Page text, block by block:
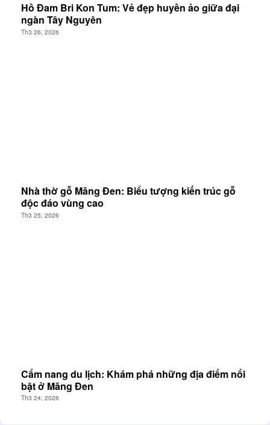
Hồ Đam Bri Kon Tum: Vẻ đẹp huyền ảo giữa đại
ngàn Tây Nguyên
Th3 26, 2026
Nhà thờ gỗ Măng Đen: Biểu tượng kiến trúc gỗ
độc đáo vùng cao
Th3 25, 2026
Cẩm nang du lịch: Khám phá những địa điểm nổi
bật ở Măng Đen
Th3 24, 2026